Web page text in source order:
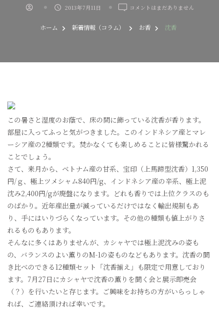
2013年7月11日
沈
へ
コメントはまだありません
ホーム 新着情報（コラム） お香 沈香
この暑さと湿度のお蔭で、床の間に飾っている沈香が香ります。
部屋に入ってふっと気がつきました。このインドネシア産とマレ
ーシア産の2種類です。焚かなくても楽しめることに皆様驚かれる
ことでしょう。
さて、来月から、ベトナム産の甘系、宝印（上馬蹄型沈香）1,350
円/ｇ、極上ツメシャム840円/g、インドネシア産の辛系、極上泥
沈み2,400円/gが廃盤になります。どれも香りでは上位クラスのも
のばかり。近年産出量が減っているだけではなく輸出規制もあ
り、手にはいりづらくなっています。その他の種類も値上がりさ
れるものもあります。
そんなに多くはありませんが、カシャヤでは極上泥沈みの姿も
の、バランスのよい薫りのM-1の姿ものなどもあります。沈香の聞
き比べのできる12種類セット「沈香揃え」も限定で用意しており
ます。7月27日にカシャヤで沈香の薫りを聞く会と展示即売会
（？）を行いたいと存じます。ご興味をお持ちの方がいらっしゃ
れば、ご連絡頂ければ幸いです。